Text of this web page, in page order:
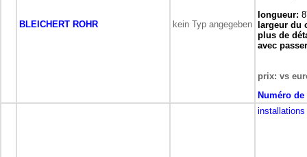
BLEICHERT ROHR kein Typ angegeben
longueur:
largeur du
plus de
avec
prix: vs
Numéro